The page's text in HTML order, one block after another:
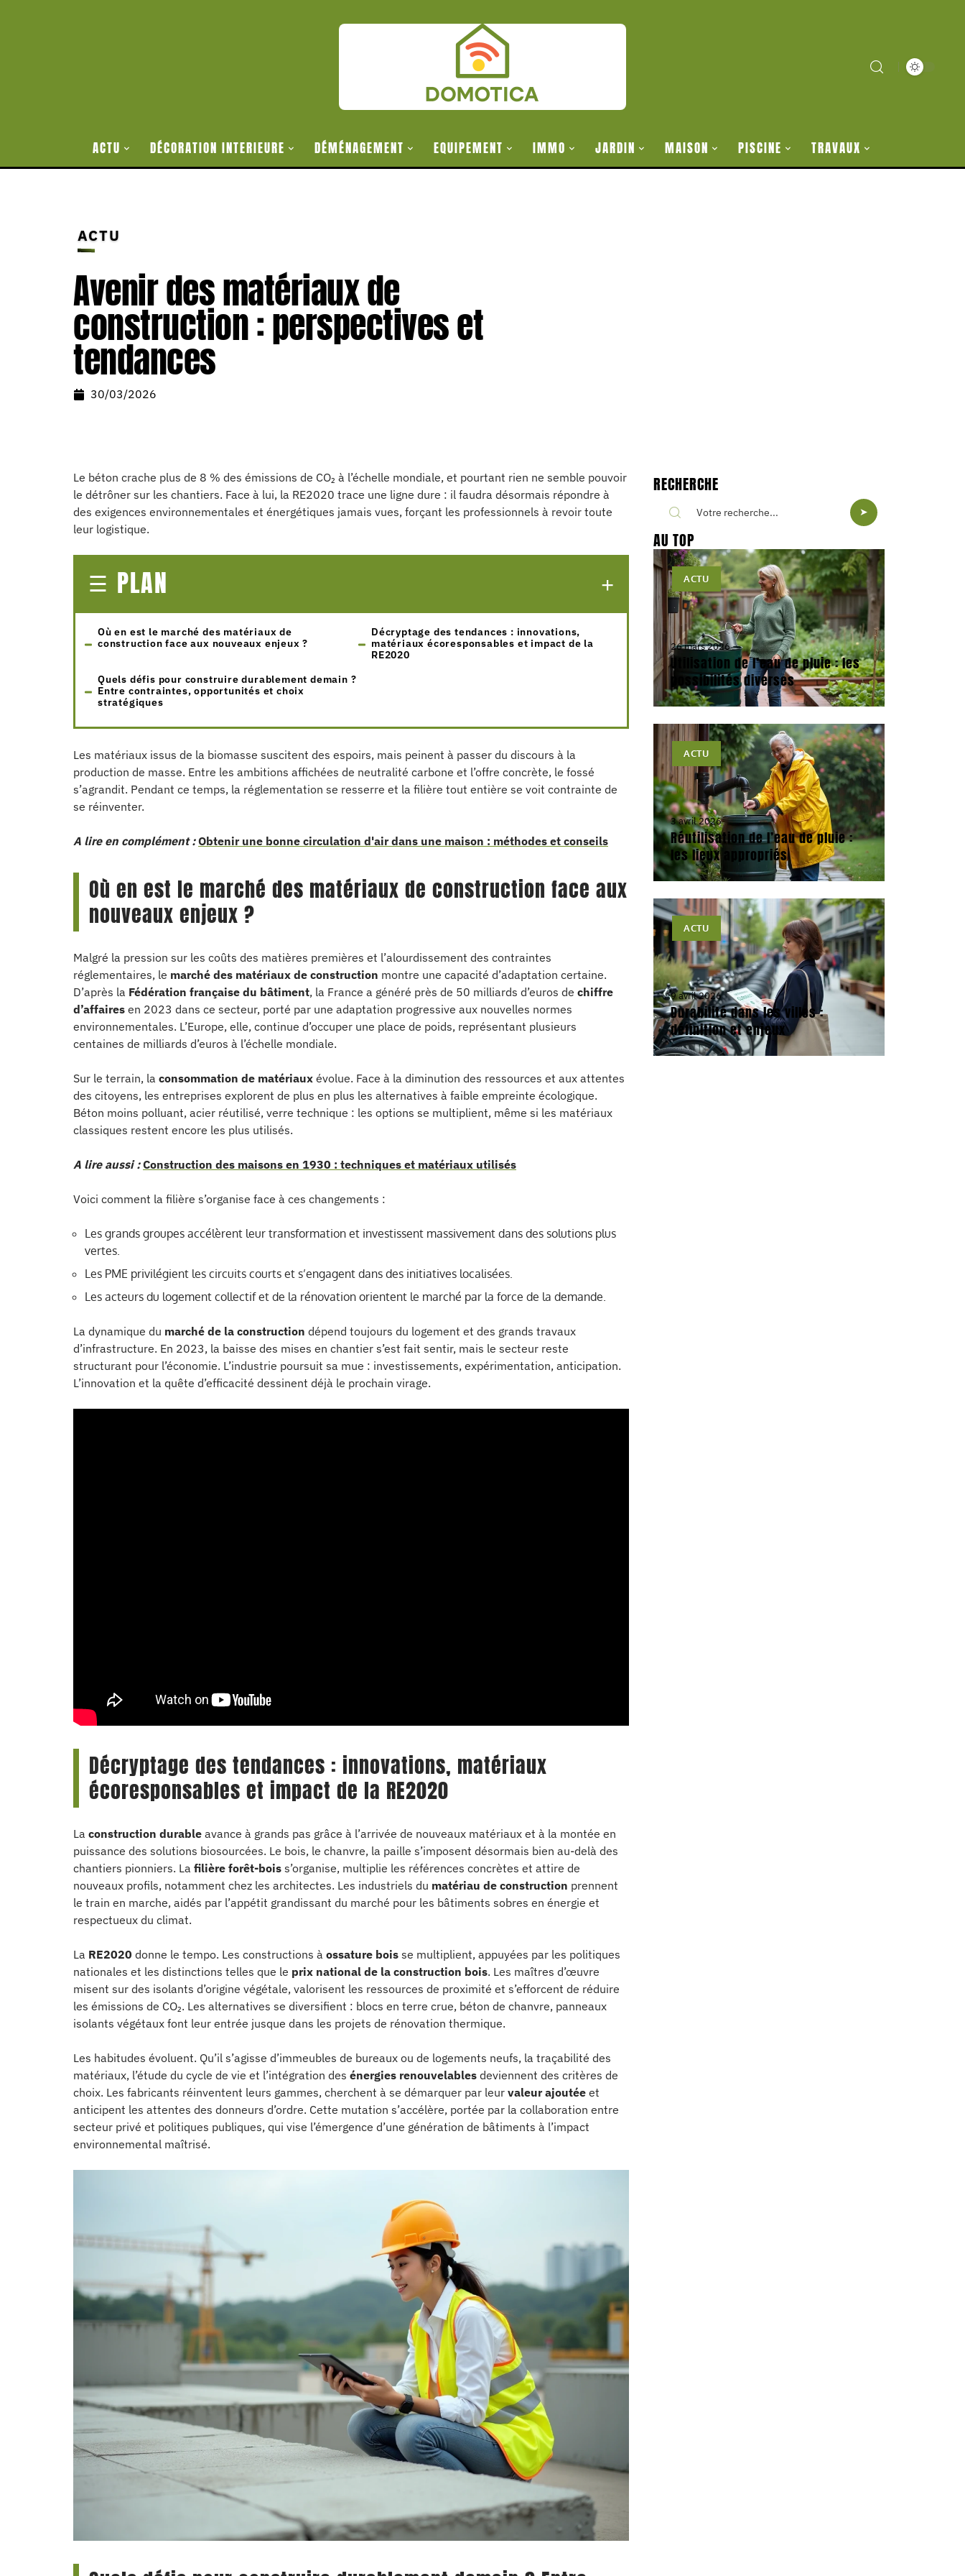
ACTU DÉCORATION INTERIEURE DÉMÉNAGEMENT EQUIPEMENT IMMO JARDIN MAISON PISCINE TRAVAUX
ACTU
Avenir des matériaux de
construction : perspectives et
tendances
30/03/2026
Le béton crache plus de 8 % des émissions de CO₂ à l’échelle mondiale, et pourtant rien ne semble pouvoir
le détrôner sur les chantiers. Face à lui, la RE2020 trace une ligne dure : il faudra désormais répondre à
des exigences environnementales et énergétiques jamais vues, forçant les professionnels à revoir toute
leur logistique.
PLAN
Où en est le marché des matériaux de
construction face aux nouveaux enjeux ?
Décryptage des tendances : innovations,
matériaux écoresponsables et impact de la
RE2020
Quels défis pour construire durablement demain ?
Entre contraintes, opportunités et choix
stratégiques
Les matériaux issus de la biomasse suscitent des espoirs, mais peinent à passer du discours à la
production de masse. Entre les ambitions affichées de neutralité carbone et l’offre concrète, le fossé
s’agrandit. Pendant ce temps, la réglementation se resserre et la filière tout entière se voit contrainte de
se réinventer.
A lire en complément : Obtenir une bonne circulation d'air dans une maison : méthodes et conseils
Où en est le marché des matériaux de construction face aux
nouveaux enjeux ?
Malgré la pression sur les coûts des matières premières et l’alourdissement des contraintes
réglementaires, le marché des matériaux de construction montre une capacité d’adaptation certaine.
D’après la Fédération française du bâtiment, la France a généré près de 50 milliards d’euros de chiffre
d’affaires en 2023 dans ce secteur, porté par une adaptation progressive aux nouvelles normes
environnementales. L’Europe, elle, continue d’occuper une place de poids, représentant plusieurs
centaines de milliards d’euros à l’échelle mondiale.
Sur le terrain, la consommation de matériaux évolue. Face à la diminution des ressources et aux attentes
des citoyens, les entreprises explorent de plus en plus les alternatives à faible empreinte écologique.
Béton moins polluant, acier réutilisé, verre technique : les options se multiplient, même si les matériaux
classiques restent encore les plus utilisés.
A lire aussi : Construction des maisons en 1930 : techniques et matériaux utilisés
Voici comment la filière s’organise face à ces changements :
Les grands groupes accélèrent leur transformation et investissent massivement dans des solutions plus
vertes.
Les PME privilégient les circuits courts et s’engagent dans des initiatives localisées.
Les acteurs du logement collectif et de la rénovation orientent le marché par la force de la demande.
La dynamique du marché de la construction dépend toujours du logement et des grands travaux
d’infrastructure. En 2023, la baisse des mises en chantier s’est fait sentir, mais le secteur reste
structurant pour l’économie. L’industrie poursuit sa mue : investissements, expérimentation, anticipation.
L’innovation et la quête d’efficacité dessinent déjà le prochain virage.
Décryptage des tendances : innovations, matériaux
écoresponsables et impact de la RE2020
La construction durable avance à grands pas grâce à l’arrivée de nouveaux matériaux et à la montée en
puissance des solutions biosourcées. Le bois, le chanvre, la paille s’imposent désormais bien au-delà des
chantiers pionniers. La filière forêt-bois s’organise, multiplie les références concrètes et attire de
nouveaux profils, notamment chez les architectes. Les industriels du matériau de construction prennent
le train en marche, aidés par l’appétit grandissant du marché pour les bâtiments sobres en énergie et
respectueux du climat.
La RE2020 donne le tempo. Les constructions à ossature bois se multiplient, appuyées par les politiques
nationales et les distinctions telles que le prix national de la construction bois. Les maîtres d’œuvre
misent sur des isolants d’origine végétale, valorisent les ressources de proximité et s’efforcent de réduire
les émissions de CO₂. Les alternatives se diversifient : blocs en terre crue, béton de chanvre, panneaux
isolants végétaux font leur entrée jusque dans les projets de rénovation thermique.
Les habitudes évoluent. Qu’il s’agisse d’immeubles de bureaux ou de logements neufs, la traçabilité des
matériaux, l’étude du cycle de vie et l’intégration des énergies renouvelables deviennent des critères de
choix. Les fabricants réinventent leurs gammes, cherchent à se démarquer par leur valeur ajoutée et
anticipent les attentes des donneurs d’ordre. Cette mutation s’accélère, portée par la collaboration entre
secteur privé et politiques publiques, qui vise l’émergence d’une génération de bâtiments à l’impact
environnemental maîtrisé.
RECHERCHE
AU TOP
ACTU
26 mars 2026
Utilisation de l’eau de pluie : les
possibilités diverses
ACTU
3 avril 2026
Réutilisation de l’eau de pluie :
les lieux appropriés
ACTU
9 avril 2026
Durabilité dans les villes :
définition et enjeux